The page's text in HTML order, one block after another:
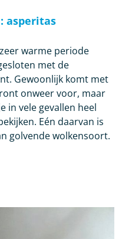
asperitas
warme periode
met de
Gewoonlijk komt met
onweer voor, maar
in vele gevallen heel
Eén daarvan is
golvende wolkensoort.